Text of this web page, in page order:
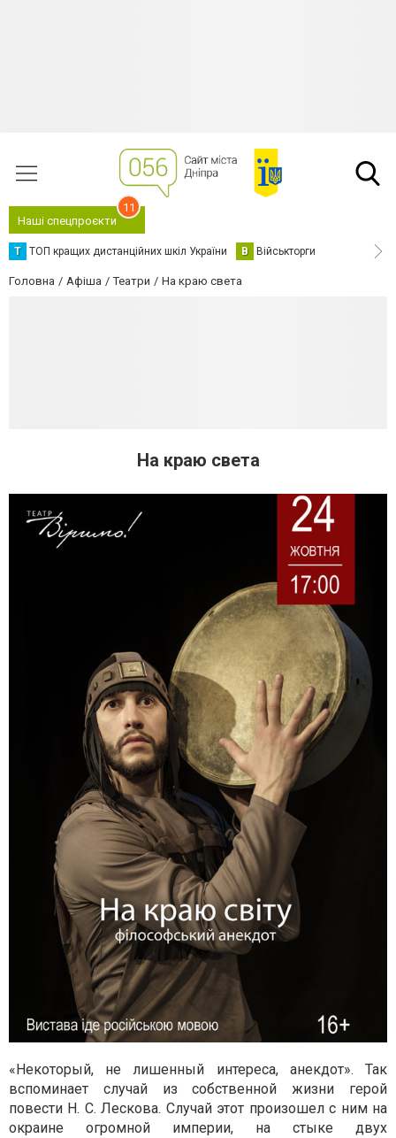
Наші спецпроєкти
11
Т ТОП кращих дистанційних шкіл України В Військторги
Головна Афіша Театри На краю света
На краю света
«Некоторый, не лишенный интереса, анекдот». Так
вспоминает случай из собственной жизни герой
повести Н. С. Лескова. Случай этот произошел с ним на
окраине огромной империи, на стыке двух